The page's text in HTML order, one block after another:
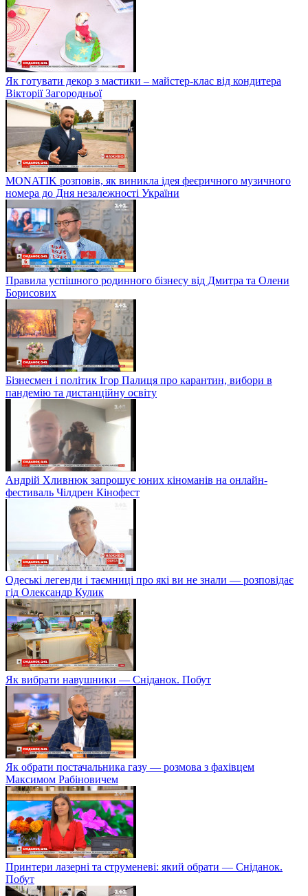
Як готувати декор з мастики – майстер-клас від кондитера
Вікторії Загородньої
MONATIK розповів, як виникла ідея феєричного музичного
номера до Дня незалежності України
Правила успішного родинного бізнесу від Дмитра та Олени
Борисових
Бізнесмен і політик Ігор Палиця про карантин, вибори в
пандемію та дистанційну освіту
Андрій Хливнюк запрошує юних кіноманів на онлайн-
фестиваль Чілдрен Кінофест
Одеські легенди і таємниці про які ви не знали — розповідає
гід Олександр Кулик
Як вибрати навушники — Сніданок. Побут
Як обрати постачальника газу — розмова з фахівцем
Максимом Рабіновичем
Принтери лазерні та струменеві: який обрати — Сніданок.
Побут